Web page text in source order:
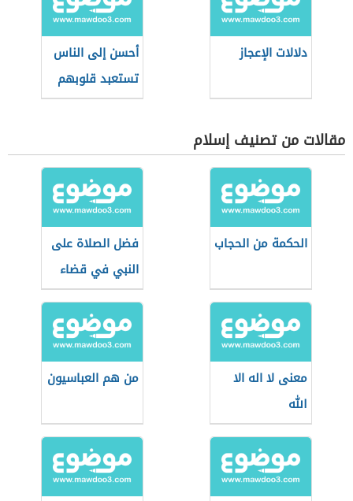
دلالات الإعجاز
أحسن إلى الناس
تستعبد قلوبهم
مقالات من تصنيف إسلام
الحكمة من الحجاب
فضل الصلاة على
النبي في قضاء
الحوائج
معنى لا اله الا
الله
من هم العباسيون